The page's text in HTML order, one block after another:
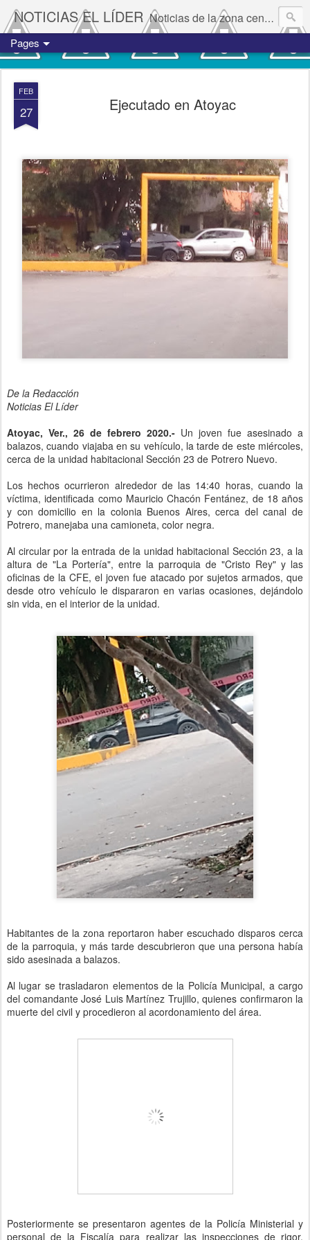
NOTICIAS EL LÍDER Noticias de la zona centro del estado de Veracruz.
Pages
FEB
27 Ejecutado en Atoyac
De la Redacción
Noticias El Líder
Atoyac, Ver., 26 de febrero 2020.- Un joven fue asesinado a
balazos, cuando viajaba en su vehículo, la tarde de este miércoles,
cerca de la unidad habitacional Sección 23 de Potrero Nuevo.
Los hechos ocurrieron alrededor de las 14:40 horas, cuando la
víctima, identificada como Mauricio Chacón Fentánez, de 18 años
y con domicilio en la colonia Buenos Aires, cerca del canal de
Potrero, manejaba una camioneta, color negra.
Al circular por la entrada de la unidad habitacional Sección 23, a la
altura de "La Portería", entre la parroquia de "Cristo Rey" y las
oficinas de la CFE, el joven fue atacado por sujetos armados, que
desde otro vehículo le dispararon en varias ocasiones, dejándolo
sin vida, en el interior de la unidad.
Habitantes de la zona reportaron haber escuchado disparos cerca
de la parroquia, y más tarde descubrieron que una persona había
sido asesinada a balazos.
Al lugar se trasladaron elementos de la Policía Municipal, a cargo
del comandante José Luis Martínez Trujillo, quienes confirmaron la
muerte del civil y procedieron al acordonamiento del área.
Posteriormente se presentaron agentes de la Policía Ministerial y
personal de la Fiscalía para realizar las inspecciones de rigor,